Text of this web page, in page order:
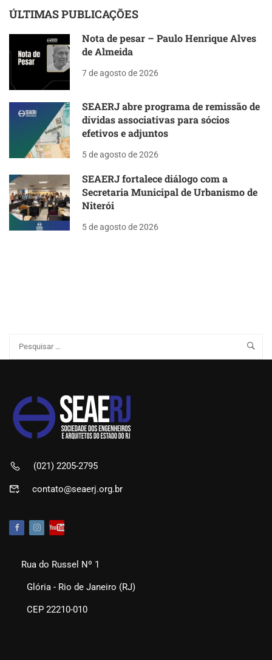
ÚLTIMAS PUBLICAÇÕES
Nota de pesar – Paulo Henrique Alves
de Almeida
7 de agosto de 2026
SEAERJ abre programa de remissão de
dívidas associativas para sócios
efetivos e adjuntos
5 de agosto de 2026
SEAERJ fortalece diálogo com a
Secretaria Municipal de Urbanismo de
Niterói
5 de agosto de 2026
(021) 2205-2795
contato@seaerj.org.br
Rua do Russel Nº 1
Glória - Rio de Janeiro (RJ)
CEP 22210-010